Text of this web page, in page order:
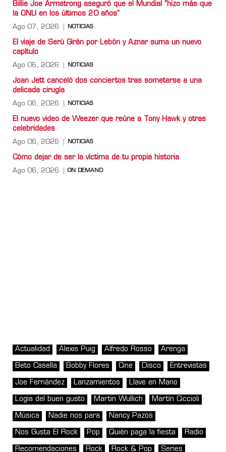
Billie Joe Armstrong aseguró que el Mundial “hizo más que
la ONU en los últimos 20 años”
Ago 07, 2026 NOTICIAS
El viaje de Serú Girán por Lebón y Aznar suma un nuevo
capítulo
Ago 06, 2026 NOTICIAS
Joan Jett canceló dos conciertos tras someterse a una
delicada cirugía
Ago 06, 2026 NOTICIAS
El nuevo video de Weezer que reúne a Tony Hawk y otras
celebridades
Ago 06, 2026 NOTICIAS
Cómo dejar de ser la víctima de tu propia historia
Ago 06, 2026 ON DEMAND
Actualidad Alexis Puig Alfredo Rosso Arenga
Beto Casella Bobby Flores Cine Disco Entrevistas
Joe Fernández Lanzamientos Llave en Mano
Logia del buen gusto Martin Wullich Martín Ciccioli
Música Nadie nos para Nancy Pazos
Nos Gusta El Rock Pop Quién paga la fiesta Radio
Recomendaciones Rock Rock & Pop Series